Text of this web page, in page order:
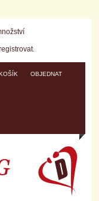
.
OBJEDNAT